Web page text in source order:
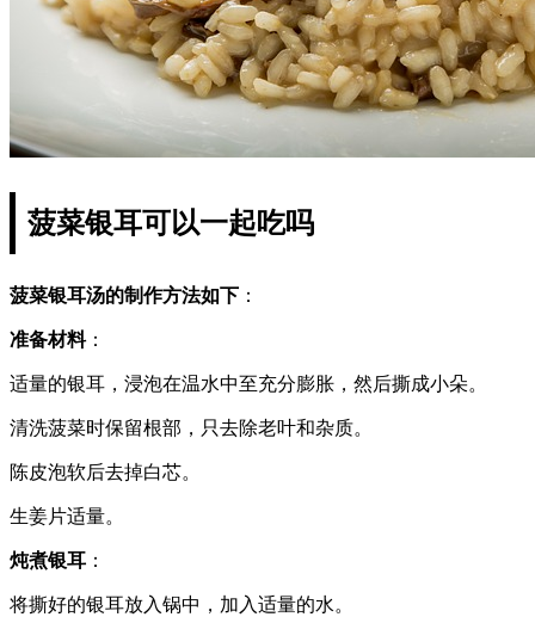
菠菜银耳可以一起吃吗
菠菜银耳汤的制作方法如下 ：
准备材料：
适量的银耳，浸泡在温水中至充分膨胀，然后撕成小朵。
清洗菠菜时保留根部，只去除老叶和杂质。
陈皮泡软后去掉白芯。
生姜片适量。
炖煮银耳 ：
将撕好的银耳放入锅中，加入适量的水。